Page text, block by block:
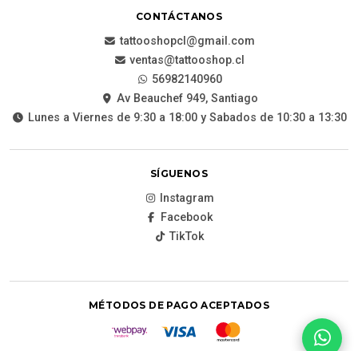
CONTÁCTANOS
tattooshopcl@gmail.com
ventas@tattooshop.cl
56982140960
Av Beauchef 949, Santiago
Lunes a Viernes de 9:30 a 18:00 y Sabados de 10:30 a 13:30
SÍGUENOS
Instagram
Facebook
TikTok
MÉTODOS DE PAGO ACEPTADOS